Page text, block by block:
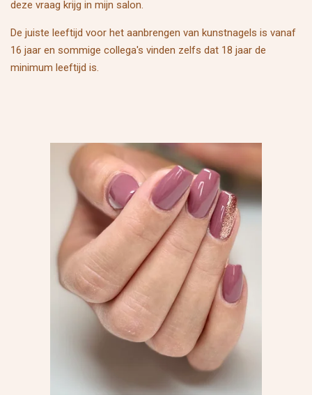
deze vraag krijg in mijn salon.
De juiste leeftijd voor het aanbrengen van kunstnagels is vanaf
16 jaar en sommige collega's vinden zelfs dat 18 jaar de
minimum leeftijd is.